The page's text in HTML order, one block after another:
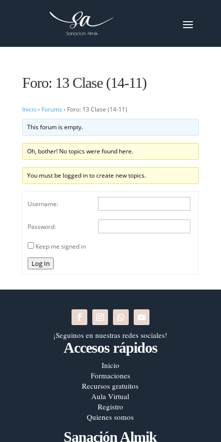
Foro: 13 Clase (14-11)
Inicio› Forums › Foro: 13 Clase (14-11)
This forum is empty.
Oh, bother! No topics were found here.
You must be logged in to create new topics.
Username:
Password:
Keep me signed in
Log In
¡Seguinos en nuestras redes sociales!
Accesos rápidos
Inicio
Formaciones
Recursos gratuitos
Aula Virtual
Registro
Quienes somos
Sanación Almik